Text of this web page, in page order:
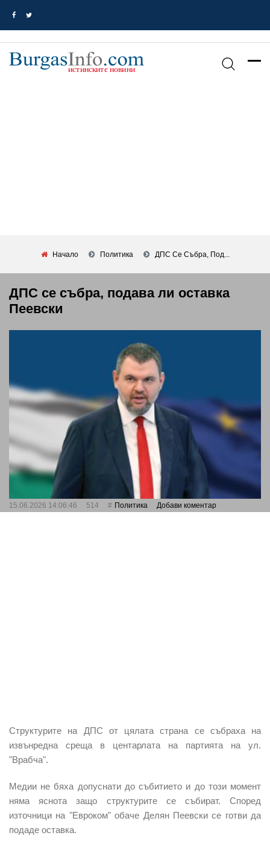
Начало Политика ДПС Се Събра, Под...
ДПС се събра, подава ли оставка
Пеевски
15.06.2026 14:06:46 514 Политика Добави коментар
Структурите на ДПС от цялата страна се събраха на
извънредна среща в центарлата на партията на ул.
"Врабча".
Медии не бяха допуснати до събитието и до този момент
няма яснота защо структурите се събират. Според
източници на "Евроком" обаче Делян Пеевски се готви да
подаде оставка.